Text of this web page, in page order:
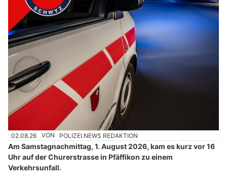
02.08.26 VON POLIZEI.NEWS REDAKTION
Am Samstagnachmittag, 1. August 2026, kam es kurz vor 16
Uhr auf der Churerstrasse in Pfäffikon zu einem
Verkehrsunfall.